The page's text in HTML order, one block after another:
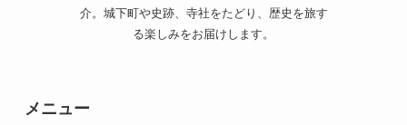
介。城下町や史跡、寺社をたどり、歴史を旅す
る楽しみをお届けします。
メニュー